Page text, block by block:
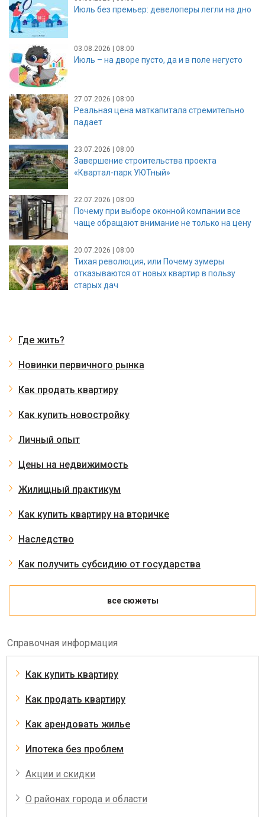
Июль без премьер: девелоперы легли на дно
03.08.2026 | 08:00
Июль – на дворе пусто, да и в поле негусто
27.07.2026 | 08:00
Реальная цена маткапитала стремительно
падает
23.07.2026 | 08:00
Завершение строительства проекта
«Квартал-парк УЮТный»
22.07.2026 | 08:00
Почему при выборе оконной компании все
чаще обращают внимание не только на цену
20.07.2026 | 08:00
Тихая революция, или Почему зумеры
отказываются от новых квартир в пользу
старых дач
Где жить?
Новинки первичного рынка
Как продать квартиру
Как купить новостройку
Личный опыт
Цены на недвижимость
Жилищный практикум
Как купить квартиру на вторичке
Наследство
Как получить субсидию от государства
все сюжеты
Справочная информация
Как купить квартиру
Как продать квартиру
Как арендовать жилье
Ипотека без проблем
Акции и скидки
О районах города и области